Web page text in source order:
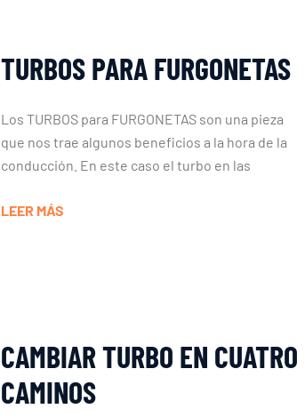
TURBOS PARA FURGONETAS
Los TURBOS para FURGONETAS son una pieza
que nos trae algunos beneficios a la hora de la
conducción. En este caso el turbo en las
LEER MÁS
CAMBIAR TURBO EN CUATRO
CAMINOS